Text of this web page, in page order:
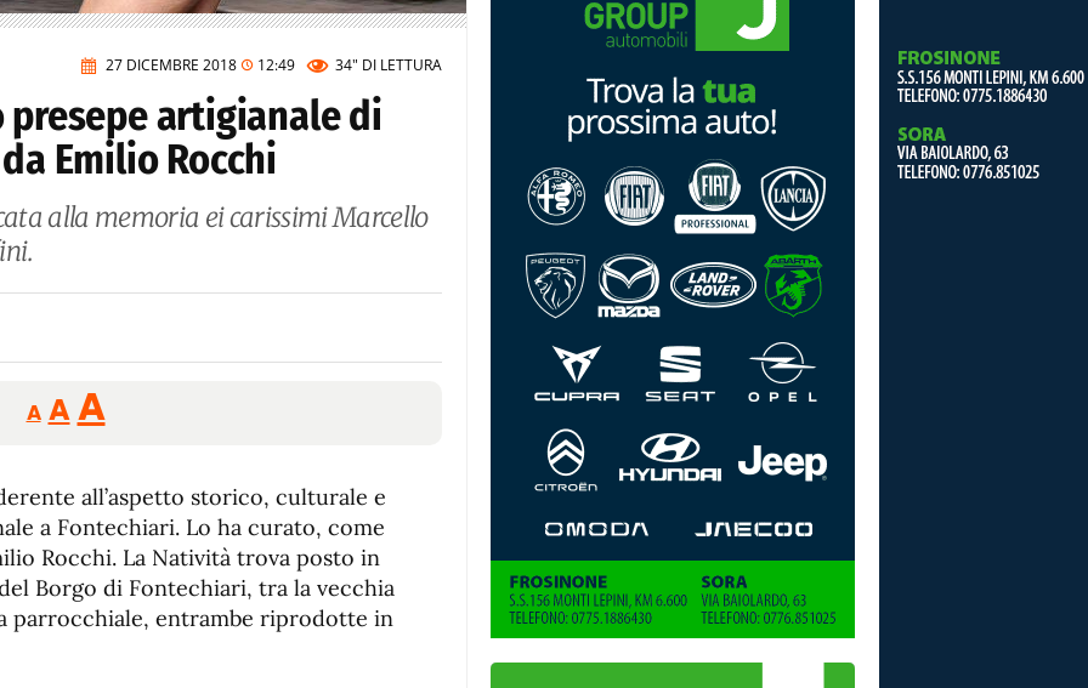
27 DICEMBRE 2018 12:49 34" DI LETTURA
artigianale di
Emilio Rocchi
alla memoria ei carissimi Marcello
A
Reducir
tamaño
A Restablecer
tamaño
de
fuente
AAumentar
de
fuente.
all’aspetto storico, culturale e
a Fontechiari. Lo ha curato, come
Rocchi. La Natività trova posto in
Borgo di Fontechiari, tra la vecchia
parrocchiale, entrambe riprodotte in